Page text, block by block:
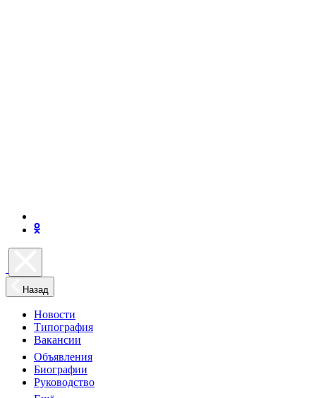
Назад
Новости
Типография
Вакансии
Объявления
Биографии
Руководство